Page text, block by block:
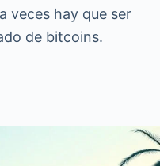
veces hay que ser
de bitcoins.